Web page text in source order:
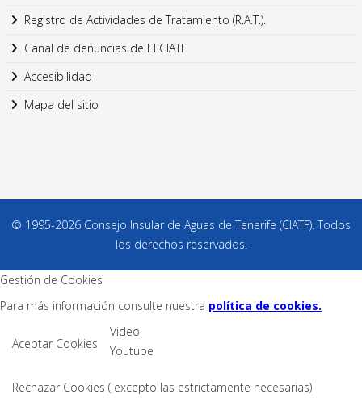
Registro de Actividades de Tratamiento (R.A.T.).
Canal de denuncias de El CIATF
Accesibilidad
Mapa del sitio
© 1995-2026 Consejo Insular de Aguas de Tenerife (CIATF). Todos
los derechos reservados.
Gestión de Cookies
Para más información consulte nuestra política de cookies.
Aceptar Cookies
Rechazar Cookies ( excepto las estrictamente necesarias)
Video
Youtube